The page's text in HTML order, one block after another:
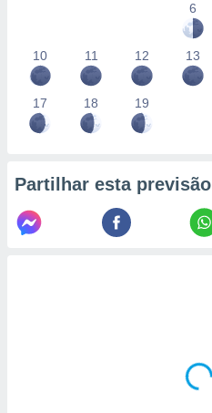
6
10 11 12 13
17 18 19
Partilhar esta previsão